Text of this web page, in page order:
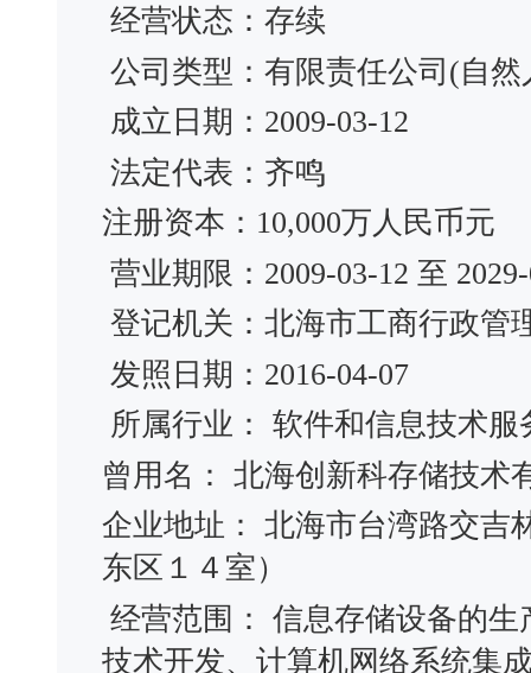
经营状态：存续
公司类型：有限责任公司(自
成立日期：2009-03-12
法定代表：齐鸣
注册资本：10,000万人民币元
营业期限：2009-03-12 至
登记机关：北海市工商行政管
发照日期：2016-04-07
所属行业： 软件和信息技术
曾用名： 北海创新科存储技
企业地址： 北海市台湾路交吉
东区１４室）
经营范围： 信息存储设备的
技术开发、计算机网络系统集